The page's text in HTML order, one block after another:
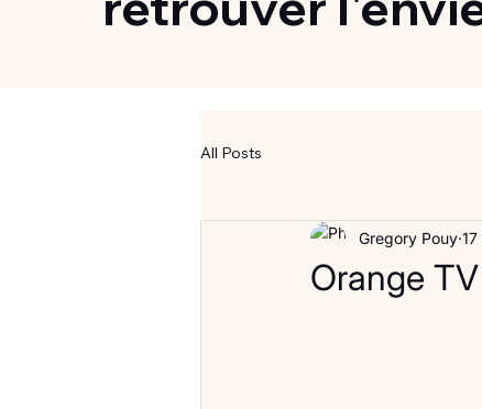
All Posts
Orange
Gregory Pouy